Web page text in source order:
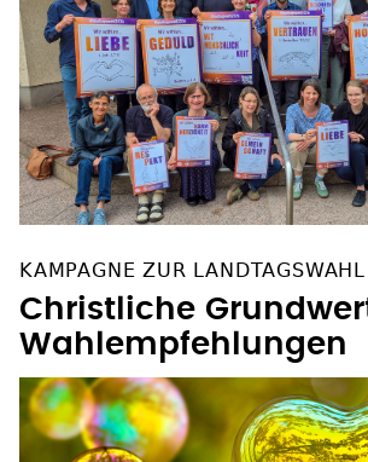
KAMPAGNE ZUR LANDTAGSWAHL
Christliche
Wahlempfehlungen